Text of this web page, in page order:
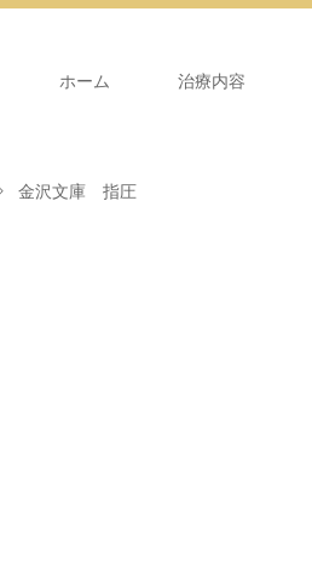
ホーム 治療内容
金沢文庫 指圧